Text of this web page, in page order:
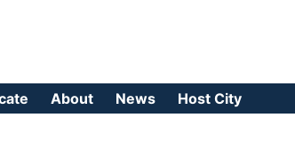
About News Host City